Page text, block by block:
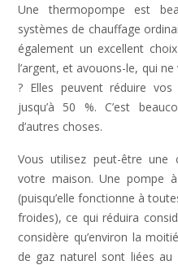
Une thermopompe est
systèmes de chauffage
également un excellent
l’argent, et avouons-le, qui
? Elles peuvent réduire
jusqu’à 50 %. C’est
d’autres choses.
Vous utilisez peut-être une
votre maison. Une pompe
(puisqu’elle fonctionne à
froides), ce qui réduira
considère qu’environ la
de gaz naturel sont liées au